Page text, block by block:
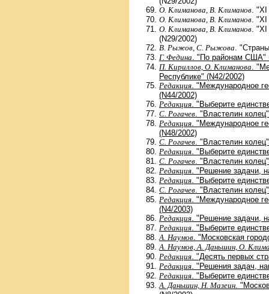
О. Климанова, В. Климанов .
О. Климанова, В. Климанов .
О. Климанова, В. Климанов .
(N29/2002)
В. Рыжов, С. Рыжова .
Г. Федина . "По районам США"
П. Кириллов, О. Климанова .
Республике" (N42/2002)
Редакция . "Международное
(N44/2002)
Редакция . "Выберите
С. Рогачев . "Властелин
Редакция . "Международное
(N48/2002)
С. Рогачев . "Властелин
Редакция . "Выберите
С. Рогачев . "Властелин
Редакция . "Решение задачи,
Редакция . "Выберите
С. Рогачев . "Властелин
Редакция . "Международное
(N4/2003)
Редакция . "Решение задачи,
Редакция . "Выберите
А. Наумов . "Московская
А. Наумов, А. Даньшин, О.
Редакция . "Десять первых
Редакция . "Решения задач,
Редакция . "Выберите
А. Даньшин, Н. Мазеин .